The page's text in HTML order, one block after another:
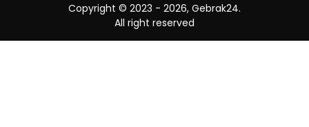
Copyright © 2023 - 2026, Gebrak24.
All right reserved